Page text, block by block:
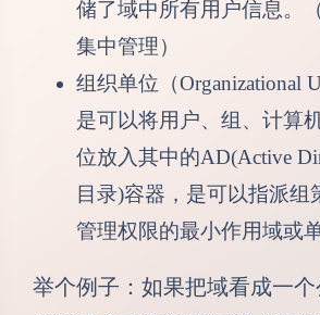
储了域中所有用户信息。
集中管理）
组织单位（Organizational
是可以将用户、组、计算
位放入其中的AD(Active
目录)容器，是可以指派组
管理权限的最小作用域或单
举个例子：如果把域看成一